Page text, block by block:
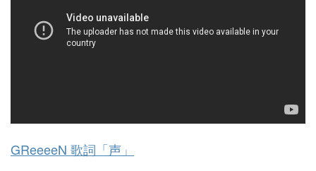
GReeeeN 歌詞「声」